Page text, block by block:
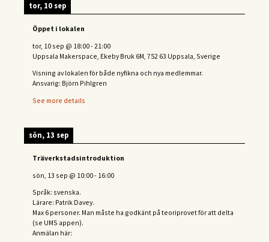
tor, 10 sep
Öppet i lokalen
tor, 10 sep @ 18:00-21:00
Uppsala Makerspace, Ekeby Bruk 6M, 752 63 Uppsala, Sverige
Visning av lokalen för både nyfikna och nya medlemmar.
Ansvarig: Björn Pihlgren
See more details
sön, 13 sep
Träverkstadsintroduktion
sön, 13 sep @ 10:00- 16:00
Språk: svenska.
Lärare: Patrik Davey.
Max 6 personer. Man måste ha godkänt på teoriprovet för att delta
(se UMS appen).
Anmälan här: